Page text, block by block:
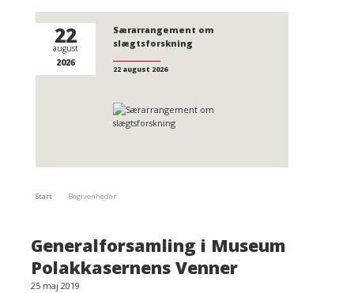
22
august
2026
Særarrangement om
slægtsforskning
22 august 2026
Start Begivenheder
Generalforsamling i Museum
Polakkasernens Venner
25 maj 2019